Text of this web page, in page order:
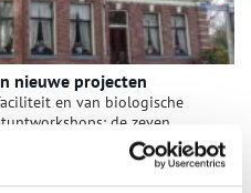
nieuwe projecten
en van biologische
de zeven
krijgen van het
veelzijdig historische
nieuwe bedrijvigheid op